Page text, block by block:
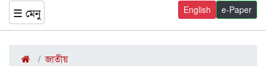
☰ মেনু e-Paper
English
জাতীয়